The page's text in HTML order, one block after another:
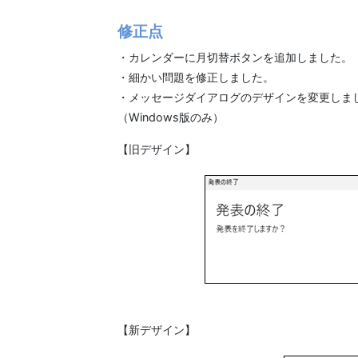
修正点
・カレンダーに月切替ボタンを追加しました。
・細かい問題を修正しました。
・メッセージダイアログのデザインを変更しま
（Windows版のみ）
【旧デザイン】
【新デザイン】